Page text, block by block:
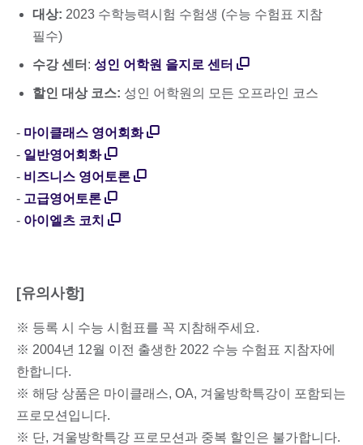
대상: 2023 수학능력시험 수험생 (수능 수험표 지참
필수)
수강 센터 : 성인 어학원 을지로 센터
할인 대상 코스: 성인 어학원의 모든 오프라인 코스
- 마이클래스 영어회화
- 일반영어회화
- 비즈니스 영어토론
- 고급영어토론
- 아이엘츠 코치
[유의사항]
※ 등록 시 수능 시험표를 꼭 지참해주세요.
※ 2004년 12월 이전 출생한 2022 수능 수험표 지참자에
한합니다.
※ 해당 상품은 마이클래스, OA, 겨울방학특강이 포함되는
프로모션입니다.
※ 단, 겨울방학특강 프로모션과 중복 할인은 불가합니다.